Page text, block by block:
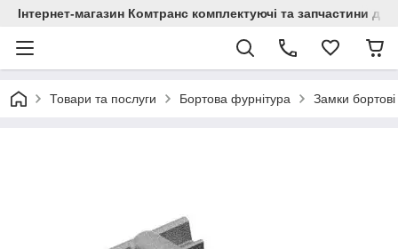
Інтернет-магазин Комтранс комплектуючі та запчастини
Товари та послуги Бортова фурнітура Замки бортові